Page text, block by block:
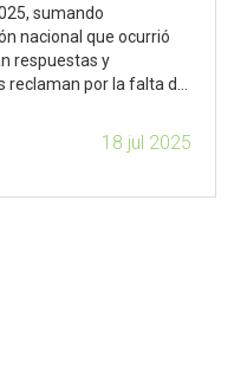
sumando
nacional que ocurrió
respuestas y
por la falta de
18 jul 2025